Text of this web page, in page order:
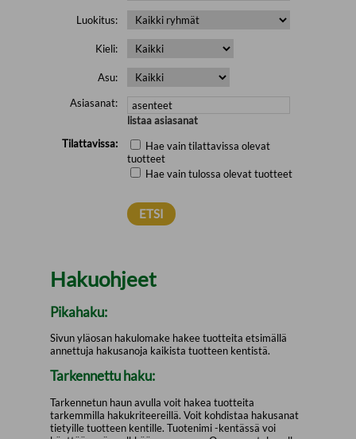
Luokitus:
Kieli:
Asu:
Asiasanat:
listaa asiasanat
Tilattavissa:
Hae vain tilattavissa olevat
tuotteet
Hae vain tulossa olevat tuotteet
Hakuohjeet
Pikahaku:
Sivun yläosan hakulomake hakee tuotteita etsimällä
annettuja hakusanoja kaikista tuotteen kentistä.
Tarkennettu haku:
Tarkennetun haun avulla voit hakea tuotteita
tarkemmilla hakukriteereillä. Voit kohdistaa hakusanat
tietyille tuotteen kentille. Tuotenimi -kentässä voi